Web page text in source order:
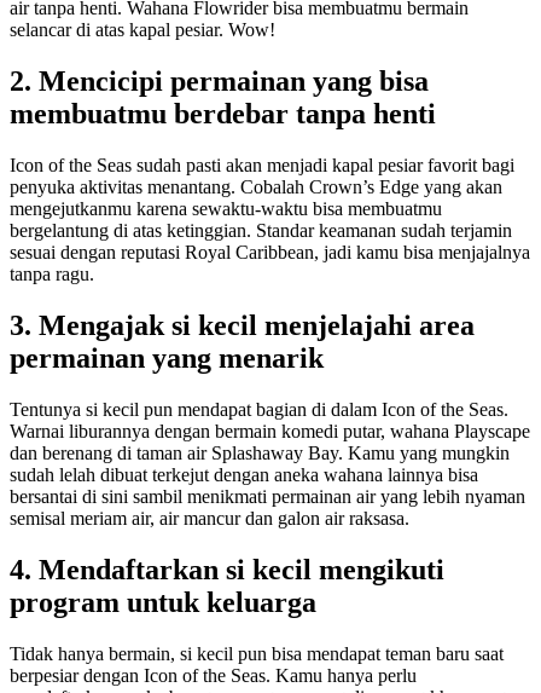
air tanpa henti. Wahana Flowrider bisa membuatmu bermain
selancar di atas kapal pesiar. Wow!
2. Mencicipi permainan yang bisa
membuatmu berdebar tanpa henti
Icon of the Seas sudah pasti akan menjadi kapal pesiar favorit bagi
penyuka aktivitas menantang. Cobalah Crown’s Edge yang akan
mengejutkanmu karena sewaktu-waktu bisa membuatmu
bergelantung di atas ketinggian. Standar keamanan sudah terjamin
sesuai dengan reputasi Royal Caribbean, jadi kamu bisa menjajalnya
tanpa ragu.
3. Mengajak si kecil menjelajahi area
permainan yang menarik
Tentunya si kecil pun mendapat bagian di dalam Icon of the Seas.
Warnai liburannya dengan bermain komedi putar, wahana Playscape
dan berenang di taman air Splashaway Bay. Kamu yang mungkin
sudah lelah dibuat terkejut dengan aneka wahana lainnya bisa
bersantai di sini sambil menikmati permainan air yang lebih nyaman
semisal meriam air, air mancur dan galon air raksasa.
4. Mendaftarkan si kecil mengikuti
program untuk keluarga
Tidak hanya bermain, si kecil pun bisa mendapat teman baru saat
berpesiar dengan Icon of the Seas. Kamu hanya perlu